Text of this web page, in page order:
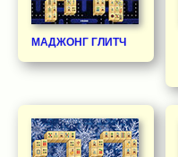
МАДЖОНГ ГЛИТЧ